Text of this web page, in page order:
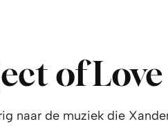
of Love
naar de muziek die